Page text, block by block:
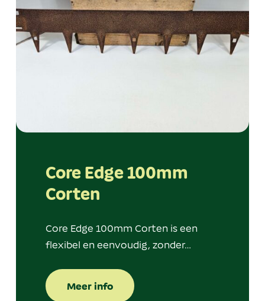
Core Edge 100mm
Corten
Core Edge 100mm Corten is een
flexibel en eenvoudig, zonder…
Meer info